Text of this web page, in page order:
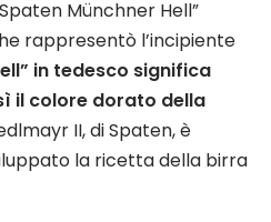
Münchner Hell”
rappresentò l’incipiente
in tedesco significa
il colore dorato della
II, di Spaten, è
la ricetta della birra